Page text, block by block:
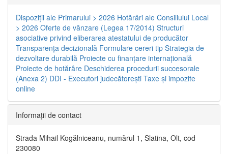
Dispoziţii ale Primarului > 2026 Hotărâri ale Consiliului Local
> 2026 Oferte de vânzare (Legea 17/2014) Structuri
asociative privind eliberarea atestatului de producător
Transparenţa decizională Formulare cereri tip Strategia de
dezvoltare durabilă Proiecte cu finanţare internaţională
Proiecte de hotărâre Deschiderea procedurii succesorale
(Anexa 2) DDI - Executori judecătorești Taxe şi impozite
online
Informaţii de contact
Strada Mihail Kogălniceanu, numărul 1, Slatina, Olt, cod
230080